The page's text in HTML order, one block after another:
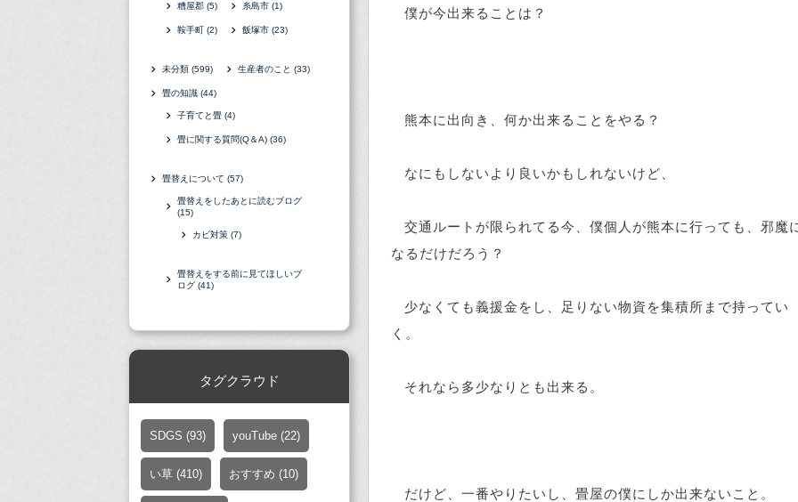
僕が今出来ることは？
熊本に出向き、何か出来ることをやる？
なにもしないより良いかもしれないけど、
交通ルートが限られてる今、僕個人が熊本に行っても、邪魔
なるだけだろう？
少なくても義援金をし、足りない物資を集積所まで持ってい
く。
それなら多少なりとも出来る。
だけど、一番やりたいし、畳屋の僕にしか出来ないこと。
糟屋郡(5) 糸島市(1)
鞍手町(2) 飯塚市(23)
未分類(599) 生産者のこと(33)
畳の知識(44)
子育てと畳(4)
畳に関する質問(Q＆A)(36)
畳替えについて(57)
畳替えをしたあとに読むブログ
(15)
カビ対策(7)
畳替えをする前に見てほしいブ
ログ(41)
タグクラウド
SDGS (93) youTube (22)
い草 (410) おすすめ (10)